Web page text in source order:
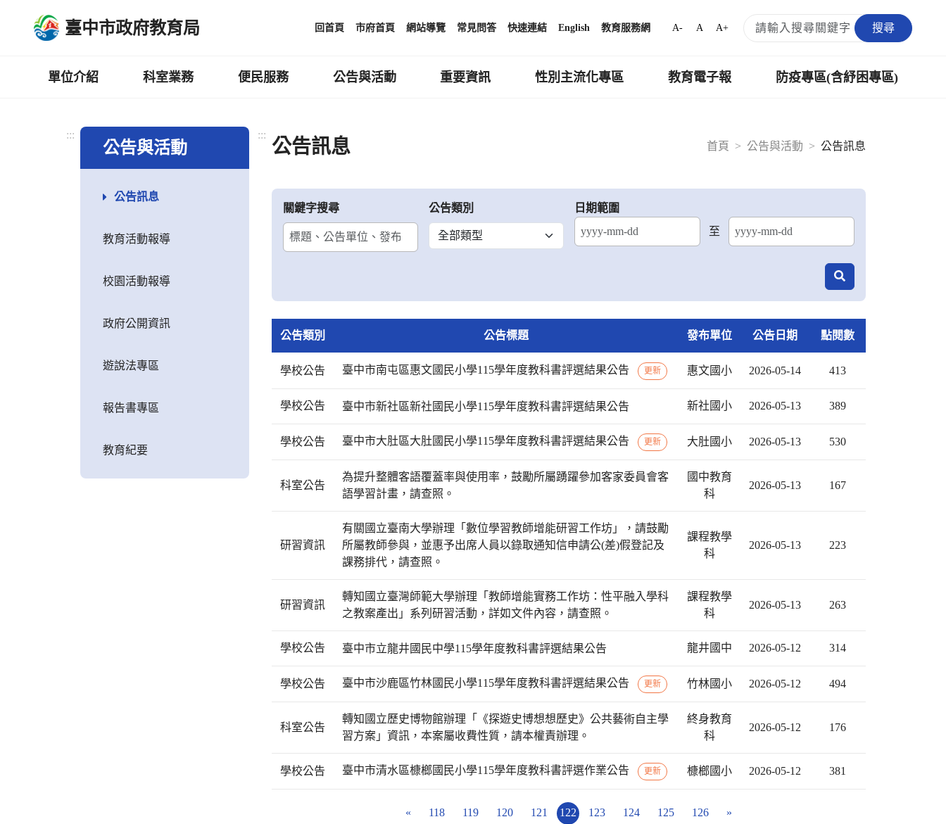
臺中市政府教育局 回首頁 市府首頁 網站導覽 常見問答 快速連結 English 教育服務網 A- A A+ 搜尋
單位介紹 科室業務 便民服務 公告與活動 重要資訊 性別主流化專區 教育電子報 防疫專區(含紓困專區)
:::
公告與活動
公告訊息
教育活動報導
校園活動報導
政府公開資訊
遊說法專區
報告書專區
教育紀要
:::
首頁
公告與活動 公告訊息
公告訊息
關鍵字搜尋 公告類別
日期範圍
至
結束日期
公告類別 公告標題 發布單位 公告日期 點閱數
學校公告 臺中市南屯區惠文國民小學115學年度教科書評選結果公告 更新 惠文國小 2026-05-14 413
學校公告 臺中市新社區新社國民小學115學年度教科書評選結果公告 新社國小 2026-05-13 389
學校公告 臺中市大肚區大肚國民小學115學年度教科書評選結果公告 更新 大肚國小 2026-05-13 530
科室公告
為提升整體客語覆蓋率與使用率，鼓勵所屬踴躍參加客家委員會客
語學習計畫，請查照。
國中教育
科
2026-05-13 167
研習資訊
有關國立臺南大學辦理「數位學習教師增能研習工作坊」，請鼓勵
所屬教師參與，並惠予出席人員以錄取通知信申請公(差)假登記及
課務排代，請查照。
課程教學
科
2026-05-13 223
研習資訊
轉知國立臺灣師範大學辦理「教師增能實務工作坊：性平融入學科
之教案產出」系列研習活動，詳如文件內容，請查照。
課程教學
科
2026-05-13 263
學校公告 臺中市立龍井國民中學115學年度教科書評選結果公告 龍井國中 2026-05-12 314
學校公告 臺中市沙鹿區竹林國民小學115學年度教科書評選結果公告 更新 竹林國小 2026-05-12 494
科室公告
轉知國立歷史博物館辦理「《探遊史博想想歷史》公共藝術自主學
習方案」資訊，本案屬收費性質，請本權責辦理。
終身教育
科
2026-05-12 176
學校公告 臺中市清水區槺榔國民小學115學年度教科書評選作業公告 更新 槺榔國小 2026-05-12 381
« 118 119 120 121 122 123 124 125 126 »